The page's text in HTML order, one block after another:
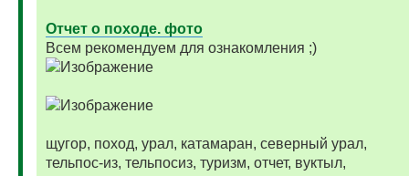
Отчет о походе. фото
Всем рекомендуем для ознакомления ;)
щугор, поход, урал, катамаран, северный урал,
тельпос-из, тельпосиз, туризм, отчет, вуктыл,